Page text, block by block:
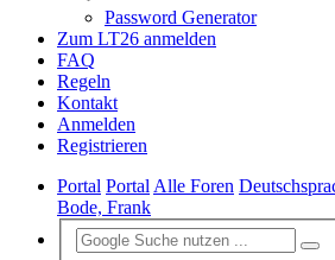
Password Generator
Zum LT26 anmelden
FAQ
Regeln
Kontakt
Anmelden
Registrieren
Portal PortalAlle Foren
Bode, Frank